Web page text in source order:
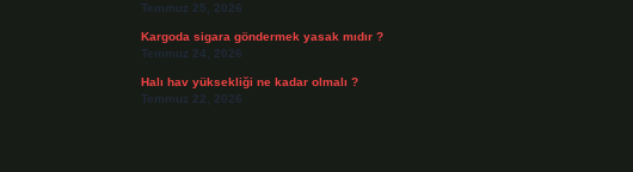
Temmuz 25, 2026
Kargoda sigara göndermek yasak mıdır ?
Temmuz 24, 2026
Halı hav yüksekliği ne kadar olmalı ?
Temmuz 22, 2026